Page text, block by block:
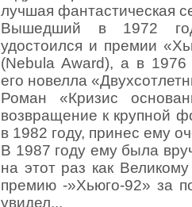
лучшая фантастическая
Вышедший в 1972
удостоился и премии
(Nebula Award), а в 1976
его новелла
Роман «Кризис
возвращение к крупной
в 1982 году, принес ему
В 1987 году ему была
на этот раз как
премию -»Хьюго-92» за
увидел...